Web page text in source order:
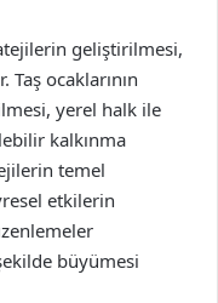
geliştirilmesi,
ocaklarının
yerel halk ile
kalkınma
temel
etkilerin
büyümesi